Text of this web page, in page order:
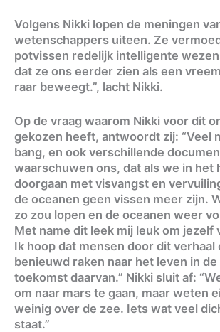
Volgens Nikki lopen de meningen
wetenschappers uiteen. Ze
potvissen redelijk intelligente
dat ze ons eerder zien als een
raar beweegt.”, lacht Nikki.
Op de vraag waarom Nikki voor dit
gekozen heeft, antwoordt zij: “Veel
bang, en ook verschillende
waarschuwen ons, dat als we in het
doorgaan met visvangst en
de oceanen geen vissen meer zijn.
zo zou lopen en de oceanen weer
Met name dit leek mij leuk om jezelf
Ik hoop dat mensen door dit verhaal
benieuwd raken naar het leven in de
toekomst daarvan.” Nikki sluit af:
om naar mars te gaan, maar weten
weinig over de zee. Iets wat veel
staat.”